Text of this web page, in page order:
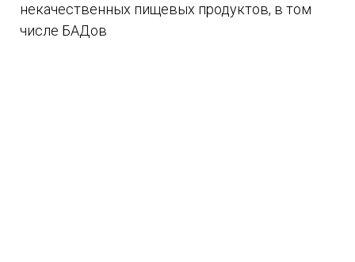
некачественных пищевых продуктов, в том
числе БАДов